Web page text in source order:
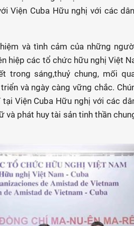
Viện Cuba Hữu nghị với các
và tình cảm của những
hiệp các tổ chức hữu nghị Việt
trong sáng,thuỷ chung, mối
và ngày càng vững chắc.
Viện Cuba Hữu nghị với các
phát huy tài sản tinh thần